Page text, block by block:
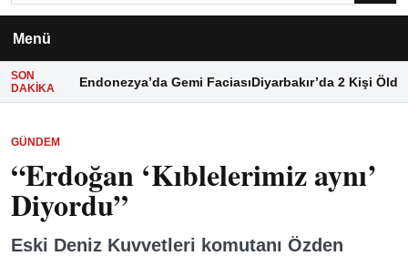
Menü
SON
DAKIKA
Endonezya’da Gemi FaciasıDiyarbakır’da 2 Kişi Öldü
GÜNDEM
“Erdoğan ‘Kıblelerimiz aynı’
Diyordu”
Eski Deniz Kuvvetleri komutanı Özden